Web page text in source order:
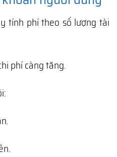
tính phí theo số lượng tài
phí càng tăng.